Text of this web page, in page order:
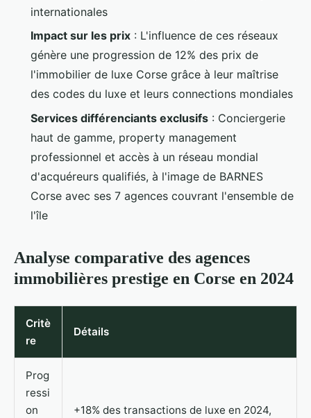
internationales
Impact sur les prix : L'influence de ces réseaux
génère une progression de 12% des prix de
l'immobilier de luxe Corse grâce à leur maîtrise
des codes du luxe et leurs connections mondiales
Services différenciants exclusifs : Conciergerie
haut de gamme, property management
professionnel et accès à un réseau mondial
d'acquéreurs qualifiés, à l'image de BARNES
Corse avec ses 7 agences couvrant l'ensemble de
l'île
Analyse comparative des agences
immobilières prestige en Corse en 2024
Critè
re
Détails
Prog
ressi
on
+18% des transactions de luxe en 2024,